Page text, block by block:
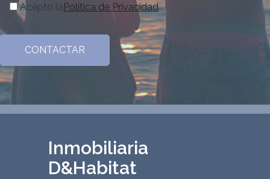
Acepto laPolítica de Privacidad
Inmobiliaria
D&Habitat